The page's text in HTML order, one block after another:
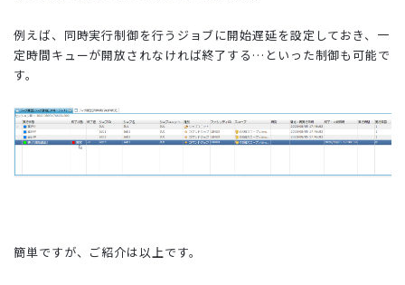
例えば、同時実行制御を行うジョブに開始遅延を設定しておき、一
定時間キューが開放されなければ終了する…といった制御も可能で
す。
簡単ですが、ご紹介は以上です。